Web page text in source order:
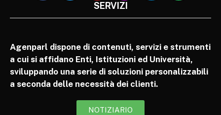
SERVIZI
Agenparl dispone di contenuti, servizi e strumenti
a cui si affidano Enti, Istituzioni ed Università,
sviluppando una serie di soluzioni personalizzabili
a seconda delle necessità dei clienti.
NOTIZIARIO